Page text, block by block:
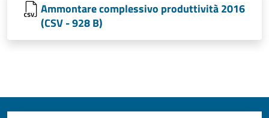
Ammontare complessivo produttività 2016
(CSV - 928 B)